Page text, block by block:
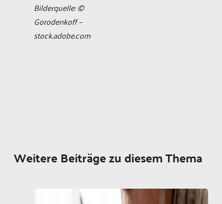
Bilderquelle: ©
Gorodenkoff –
stock.adobe.com
Weitere Beiträge zu diesem Thema